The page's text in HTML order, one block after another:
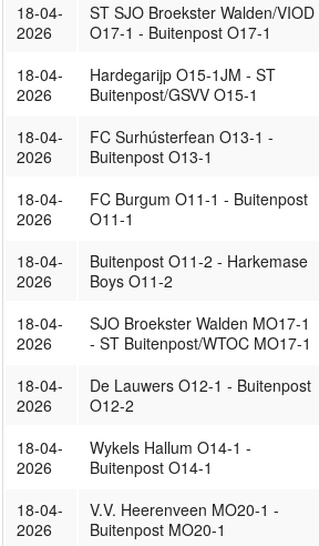
18-04-
2026
ST SJO Broekster Walden/VIOD
O17-1 - Buitenpost O17-1
18-04-
2026
Hardegarijp O15-1JM - ST
Buitenpost/GSVV O15-1
18-04-
2026
FC Surhústerfean O13-1 -
Buitenpost O13-1
18-04-
2026
FC Burgum O11-1 - Buitenpost
O11-1
18-04-
2026
Buitenpost O11-2 - Harkemase
Boys O11-2
18-04-
2026
SJO Broekster Walden MO17-1
- ST Buitenpost/WTOC MO17-1
18-04-
2026
De Lauwers O12-1 - Buitenpost
O12-2
18-04-
2026
Wykels Hallum O14-1 -
Buitenpost O14-1
18-04-
2026
V.V. Heerenveen MO20-1 -
Buitenpost MO20-1